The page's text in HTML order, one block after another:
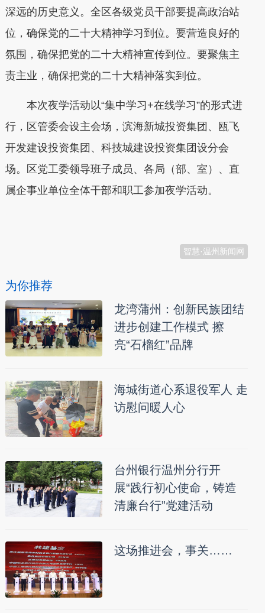
深远的历史意义。全区各级党员干部要提高政治站
位，确保党的二十大精神学习到位。要营造良好的
氛围，确保把党的二十大精神宣传到位。要聚焦主
责主业，确保把党的二十大精神落实到位。
本次夜学活动以“集中学习+在线学习”的形式进
行，区管委会设主会场，滨海新城投资集团、瓯飞
开发建设投资集团、科技城建设投资集团设分会
场。区党工委领导班子成员、各局（部、室）、直
属企事业单位全体干部和职工参加夜学活动。
智慧·温州新闻网
为你推荐
龙湾蒲州：创新民族团结
进步创建工作模式 擦
亮“石榴红”品牌
海城街道心系退役军人 走
访慰问暖人心
台州银行温州分行开
展“践行初心使命，铸造
清廉台行”党建活动
这场推进会，事关……